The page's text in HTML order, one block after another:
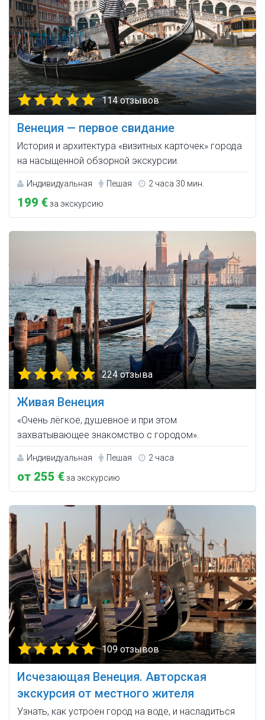
114 отзывов
Венеция — первое свидание
История и архитектура «визитных карточек» города
на насыщенной обзорной экскурсии.
Индивидуальная Пешая 2 часа 30 мин.
199 €за экскурсию
224 отзыва
Живая Венеция
«Очень лёгкое, душевное и при этом
захватывающее знакомство с городом».
Индивидуальная Пешая 2 часа
от 255 €за экскурсию
109 отзывов
Исчезающая Венеция. Авторская
экскурсия от местного жителя
Узнать, как устроен город на воде, и насладиться